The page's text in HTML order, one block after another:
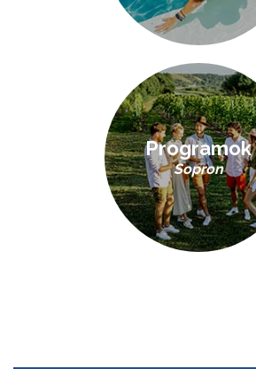
Programok
Sopron